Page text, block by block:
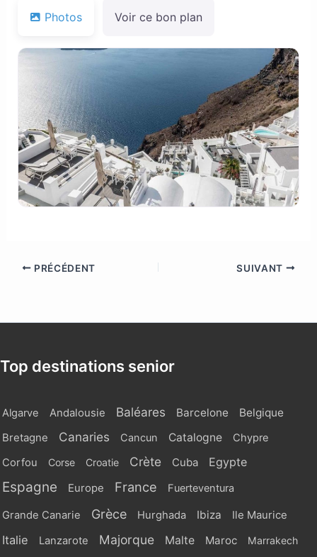
Photos Voir ce bon plan
PRÉCÉDENT SUIVANT
Top destinations senior
Algarve Andalousie Baléares Barcelone Belgique
Bretagne Canaries Cancun Catalogne
Chypre
Corfou
Corse Croatie Crète Cuba Egypte
Espagne Europe France Fuerteventura
Grande Canarie Grèce Hurghada Ibiza Ile Maurice
Italie Lanzarote Majorque Malte Maroc
Marrakech